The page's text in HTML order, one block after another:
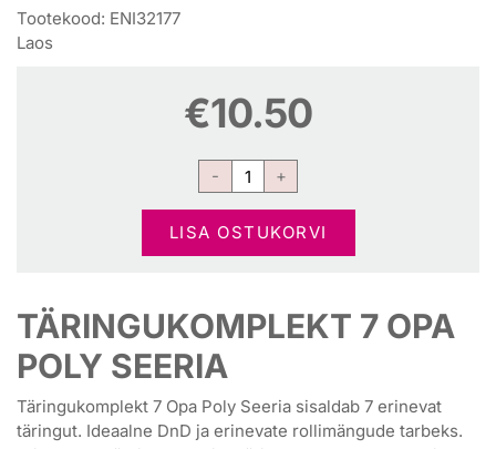
Tootekood: ENI32177
Laos
€10.50
LISA OSTUKORVI
TÄRINGUKOMPLEKT 7 OPA
POLY SEERIA
Täringukomplekt 7 Opa Poly Seeria sisaldab 7 erinevat
täringut. Ideaalne DnD ja erinevate rollimängude tarbeks.